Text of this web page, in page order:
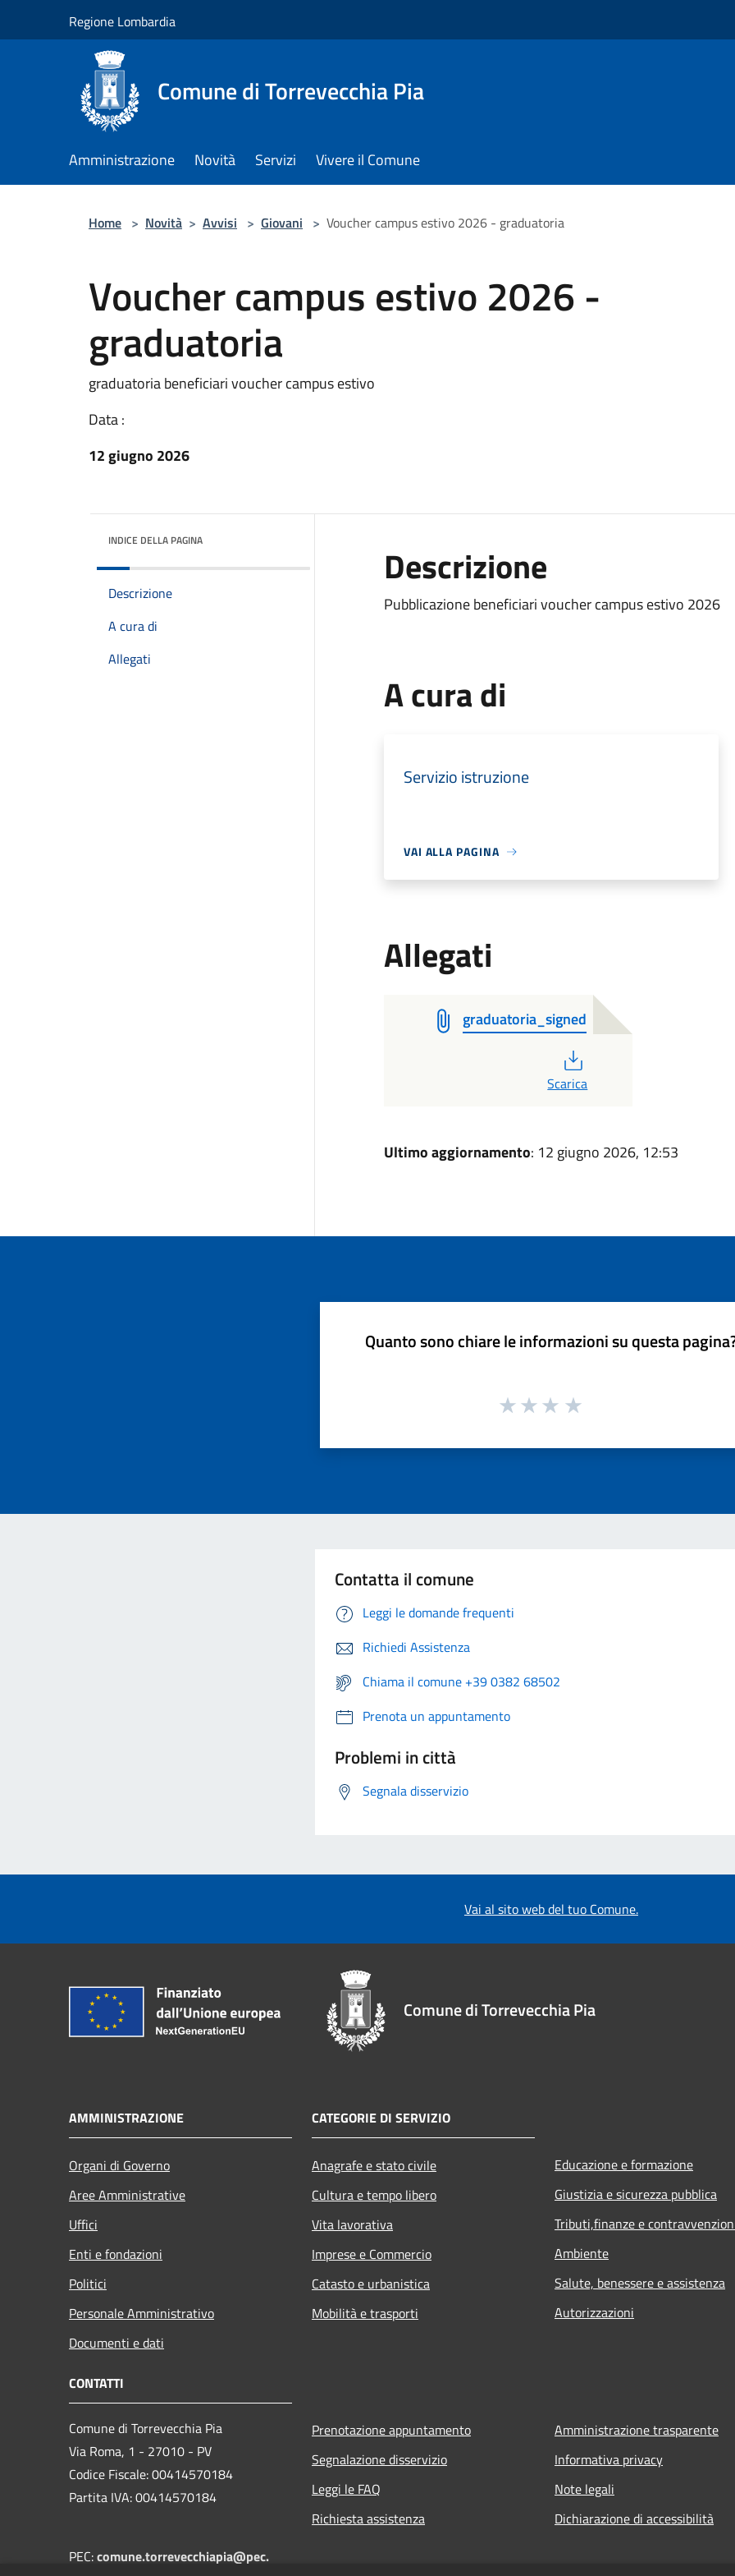
Regione Lombardia
Comune di Torrevecchia Pia
Amministrazione Novità Servizi Vivere il Comune
Home > Novità > Avvisi > Giovani > Voucher campus estivo 2026 - graduatoria
Voucher campus estivo 2026 -
graduatoria
graduatoria beneficiari voucher campus estivo
Data :
12 giugno 2026
INDICE DELLA PAGINA
Descrizione
A cura di
Allegati
Descrizione
Pubblicazione beneficiari voucher campus estivo 2026
A cura di
Servizio istruzione
VAI ALLA PAGINA
Allegati
graduatoria_signed
Scarica
Ultimo aggiornamento: 12 giugno 2026, 12:53
Quanto sono chiare le informazioni su questa
Contatta il comune
Leggi le domande frequenti
Richiedi Assistenza
Chiama il comune +39 0382 68502
Prenota un appuntamento
Problemi in città
Segnala disservizio
Vai al sito web del tuo Comune.
Comune di Torrevecchia Pia
AMMINISTRAZIONE
Organi di Governo
Aree Amministrative
Uffici
Enti e fondazioni
Politici
Personale Amministrativo
Documenti e dati
CATEGORIE DI SERVIZIO
Anagrafe e stato civile
Cultura e tempo libero
Vita lavorativa
Imprese e Commercio
Catasto e urbanistica
Mobilità e trasporti
Educazione e formazione
Giustizia e sicurezza pubblica
Tributi,finanze e
Ambiente
Salute, benessere e assistenza
Autorizzazioni
CONTATTI
Comune di Torrevecchia Pia
Via Roma, 1 - 27010 - PV
Codice Fiscale: 00414570184
Partita IVA: 00414570184
PEC:comune.torrevecchiapia@pec.
Prenotazione appuntamento
Segnalazione disservizio
Leggi le FAQ
Richiesta assistenza
Amministrazione trasparente
Informativa privacy
Note legali
Dichiarazione di accessibilità